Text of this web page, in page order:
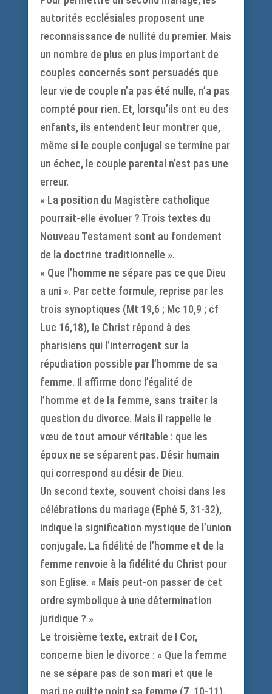
autorités ecclésiales proposent une
reconnaissance de nullité du premier. Mais
un nombre de plus en plus important de
couples concernés sont persuadés que
leur vie de couple n’a pas été nulle, n’a pas
compté pour rien. Et, lorsqu’ils ont eu des
enfants, ils entendent leur montrer que,
même si le couple conjugal se termine par
un échec, le couple parental n’est pas une
erreur.
« La position du Magistère catholique
pourrait-elle évoluer ? Trois textes du
Nouveau Testament sont au fondement
de la doctrine traditionnelle ».
« Que l’homme ne sépare pas ce que Dieu
a uni ». Par cette formule, reprise par les
trois synoptiques (Mt 19,6 ; Mc 10,9 ; cf
Luc 16,18), le Christ répond à des
pharisiens qui l’interrogent sur la
répudiation possible par l’homme de sa
femme. Il affirme donc l’égalité de
l’homme et de la femme, sans traiter la
question du divorce. Mais il rappelle le
vœu de tout amour véritable : que les
époux ne se séparent pas. Désir humain
qui correspond au désir de Dieu.
Un second texte, souvent choisi dans les
célébrations du mariage (Ephé 5, 31-32),
indique la signification mystique de l’union
conjugale. La fidélité de l’homme et de la
femme renvoie à la fidélité du Christ pour
son Eglise. « Mais peut-on passer de cet
ordre symbolique à une détermination
juridique ? »
Le troisième texte, extrait de I Cor,
concerne bien le divorce : « Que la femme
ne se sépare pas de son mari et que le
mari ne quitte point sa femme (7, 10-11).